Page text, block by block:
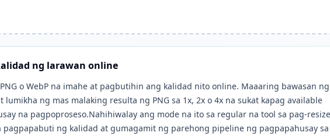
ng larawan online
o WebP na imahe at pagbutihin ang kalidad nito online. Maaaring bawasan ng
lumikha ng mas malaking resulta ng PNG sa 1x, 2x o 4x na sukat kapag available
na pagpoproseso.Nahihiwalay ang mode na ito sa regular na tool sa pag-
pagpapabuti ng kalidad at gumagamit ng parehong pipeline ng pagpapahusay sa